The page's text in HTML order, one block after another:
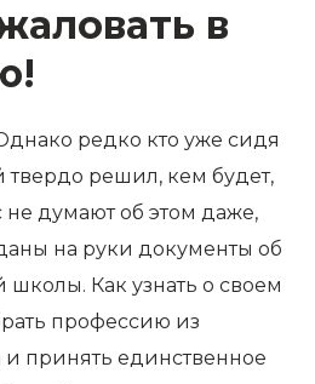
в
редко кто уже сидя
твердо решил, кем будет,
не думают об этом даже,
на руки документы об
Как узнать о своем
профессию из
и принять единственное